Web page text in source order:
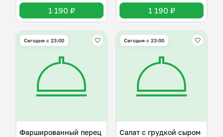
1 190 ₽ 1 190 ₽
Сегодня с 23:00
Фаршированный перец
Сегодня с 23:00
Салат с грудкой сыром